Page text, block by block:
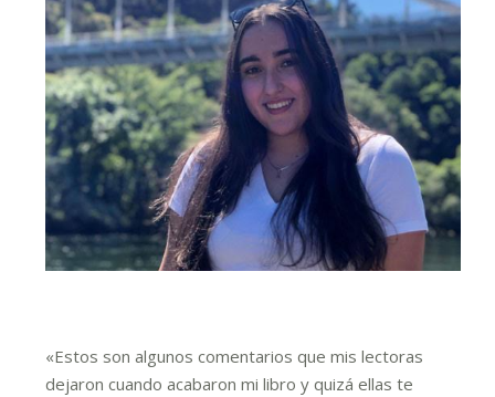
«Estos son algunos comentarios que mis lectoras
dejaron cuando acabaron mi libro y quizá ellas te